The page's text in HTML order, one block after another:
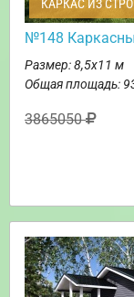
КАРКАС ИЗ
№148
Размер: 8,5х11 м
Общая площадь:
3865050